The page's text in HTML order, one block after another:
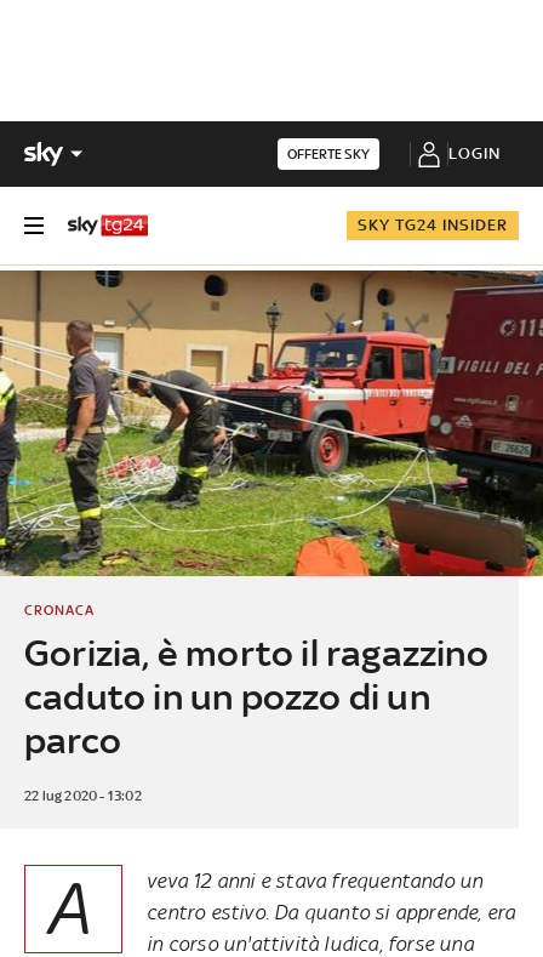
OFFERTE SKY LOGIN
SKY TG24 INSIDER
Gorizia, è morto il ragazzino
caduto in un pozzo di un
parco
CRONACA
22 lug 2020 - 13:02
A
veva 12 anni e stava frequentando un
centro estivo. Da quanto si apprende, era
in corso un'attività ludica, forse una